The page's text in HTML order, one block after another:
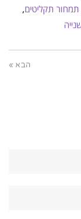
תמחור תקליטים,
הבא »